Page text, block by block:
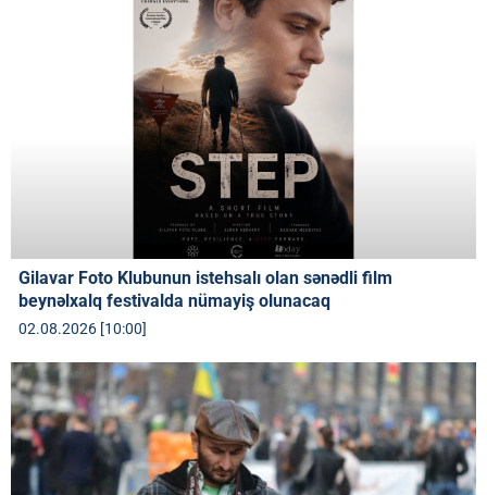
Gilavar Foto Klubunun istehsalı olan sənədli film
beynəlxalq festivalda nümayiş olunacaq
02.08.2026 [10:00]